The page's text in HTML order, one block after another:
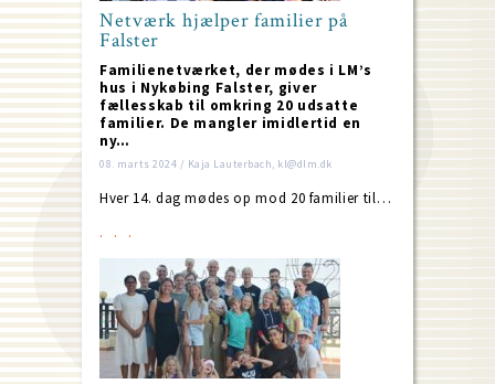
Netværk hjælper familier på
Falster
Familienetværket, der mødes i LM’s
hus i Nykøbing Falster, giver
fællesskab til omkring 20 udsatte
familier. De mangler imidlertid en
ny…
08. marts 2024 / Kaja Lauterbach, kl@dlm.dk
Hver 14. dag mødes op mod 20 familier til…